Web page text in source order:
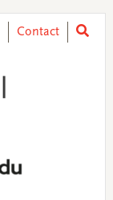
Contact